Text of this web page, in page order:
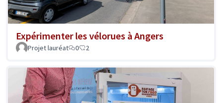
Expérimenter les vélorues à Angers
Projet lauréat 0 2